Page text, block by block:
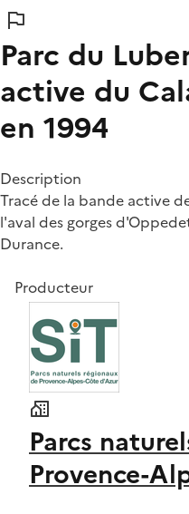
Parc du
active du
en 1994
Description
Tracé de la bande active
l'aval des gorges
Durance.
Producteur
Parcs
Provence-